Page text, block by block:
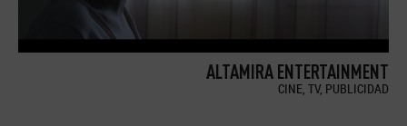
ALTAMIRA ENTERTAINMENT
CINE, TV, PUBLICIDAD